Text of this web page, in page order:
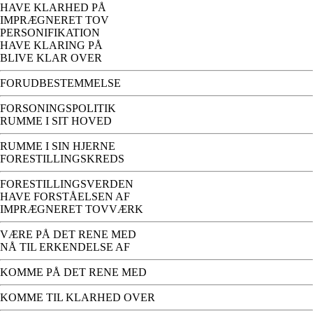
HAVE KLARHED PÅ
IMPRÆGNERET TOV
PERSONIFIKATION
HAVE KLARING PÅ
BLIVE KLAR OVER
FORUDBESTEMMELSE
FORSONINGSPOLITIK
RUMME I SIT HOVED
RUMME I SIN HJERNE
FORESTILLINGSKREDS
FORESTILLINGSVERDEN
HAVE FORSTÅELSEN AF
IMPRÆGNERET TOVVÆRK
VÆRE PÅ DET RENE MED
NÅ TIL ERKENDELSE AF
KOMME PÅ DET RENE MED
KOMME TIL KLARHED OVER